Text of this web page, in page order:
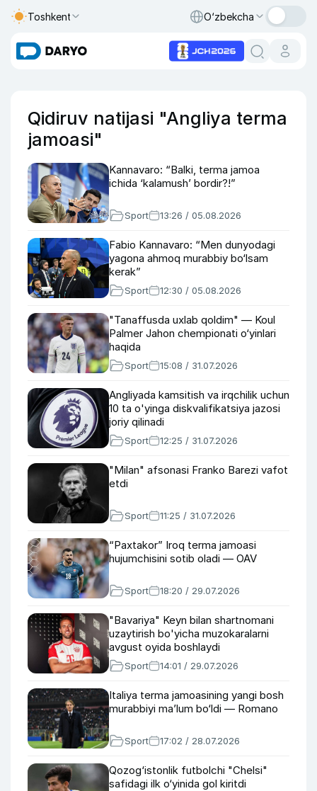
Toshkent O‘zbekcha
Qidiruv natijasi "Angliya terma
jamoasi"
Kannavaro: “Balki, terma jamoa
ichida ‘kalamush’ bordir?!”
Sport 13:26 / 05.08.2026
Fabio Kannavaro: “Men dunyodagi
yagona ahmoq murabbiy bo‘lsam
kerak”
Sport 12:30 / 05.08.2026
"Tanaffusda uxlab qoldim" — Koul
Palmer Jahon chempionati o‘yinlari
haqida
Sport 15:08 / 31.07.2026
Angliyada kamsitish va irqchilik uchun
10 ta o'yinga diskvalifikatsiya jazosi
joriy qilinadi
Sport 12:25 / 31.07.2026
"Milan" afsonasi Franko Barezi vafot
etdi
Sport 11:25 / 31.07.2026
“Paxtakor” Iroq terma jamoasi
hujumchisini sotib oladi — OAV
Sport 18:20 / 29.07.2026
"Bavariya" Keyn bilan shartnomani
uzaytirish bo'yicha muzokaralarni
avgust oyida boshlaydi
Sport 14:01 / 29.07.2026
Italiya terma jamoasining yangi bosh
murabbiyi ma’lum bo‘ldi — Romano
Sport 17:02 / 28.07.2026
Qozog‘istonlik futbolchi "Chelsi"
safidagi ilk o‘yinida gol kiritdi